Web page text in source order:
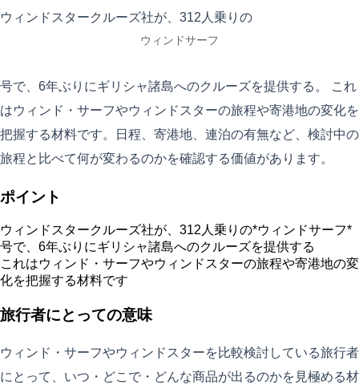
ウィンドスタークルーズ社が、312人乗りの
ウィンドサーフ
号で、6年ぶりにギリシャ諸島へのクルーズを提供する。 これ
はウィンド・サーフやウィンドスターの旅程や寄港地の変化を
把握する材料です。日程、寄港地、連泊の有無など、検討中の
旅程と比べて何が変わるのかを確認する価値があります。
ポイント
ウィンドスタークルーズ社が、312人乗りの*ウィンドサーフ*
号で、6年ぶりにギリシャ諸島へのクルーズを提供する
これはウィンド・サーフやウィンドスターの旅程や寄港地の変
化を把握する材料です
旅行者にとっての意味
ウィンド・サーフやウィンドスターを比較検討している旅行者
にとって、いつ・どこで・どんな商品が出るのかを見極める材